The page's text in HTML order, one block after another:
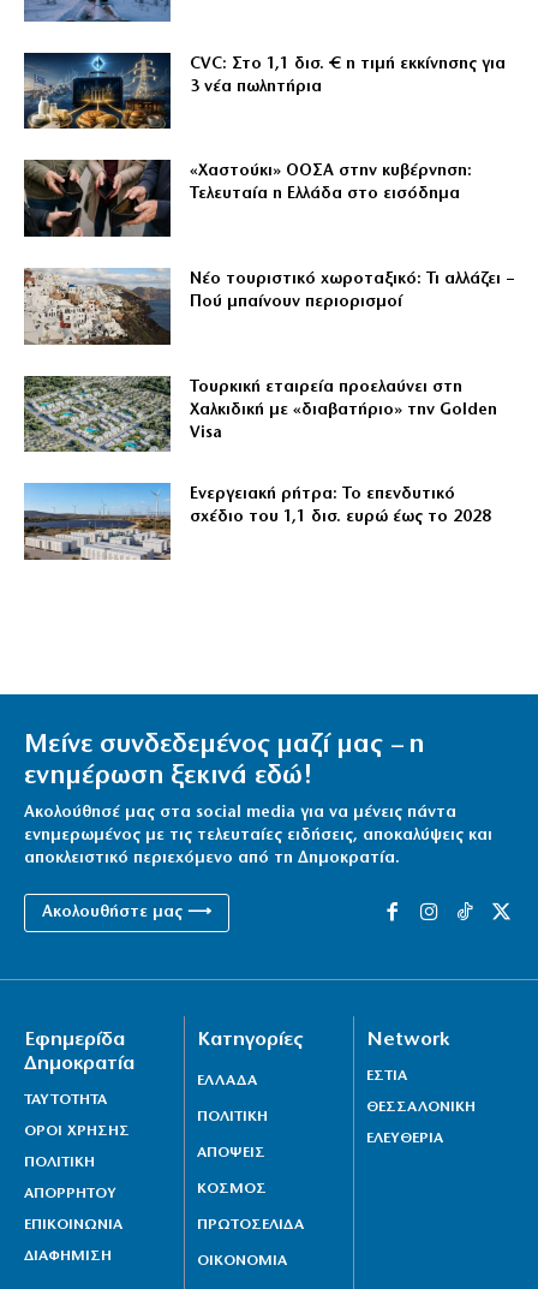
CVC: Στο 1,1 δισ. € η τιμή εκκίνησης για
3 νέα πωλητήρια
«Χαστούκι» ΟΟΣΑ στην κυβέρνηση:
Τελευταία η Ελλάδα στο εισόδημα
Νέο τουριστικό χωροταξικό: Τι αλλάζει –
Πού μπαίνουν περιορισμοί
Τουρκική εταιρεία προελαύνει στη
Χαλκιδική με «διαβατήριο» την Golden
Visa
Ενεργειακή ρήτρα: Το επενδυτικό
σχέδιο του 1,1 δισ. ευρώ έως το 2028
Μείνε συνδεδεμένος μαζί μας – η
ενημέρωση ξεκινά εδώ!
Ακολούθησέ μας στα social media για να μένεις πάντα
ενημερωμένος με τις τελευταίες ειδήσεις, αποκαλύψεις και
αποκλειστικό περιεχόμενο από τη Δημοκρατία.
Ακολουθήστε μας ⟶
Εφημερίδα
Δημοκρατία
ΤΑΥΤΟΤΗΤΑ
ΟΡΟΙ ΧΡΗΣΗΣ
ΠΟΛΙΤΙΚΗ
ΑΠΟΡΡΗΤΟΥ
ΕΠΙΚΟΙΝΩΝΙΑ
ΔΙΑΦΗΜΙΣΗ
Κατηγορίες
ΕΛΛΑΔΑ
ΠΟΛΙΤΙΚΗ
ΑΠΟΨΕΙΣ
ΚΟΣΜΟΣ
ΠΡΩΤΟΣΕΛΙΔΑ
ΟΙΚΟΝΟΜΙΑ
Network
ΕΣΤΙΑ
ΘΕΣΣΑΛΟΝΙΚΗ
ΕΛΕΥΘΕΡΙΑ